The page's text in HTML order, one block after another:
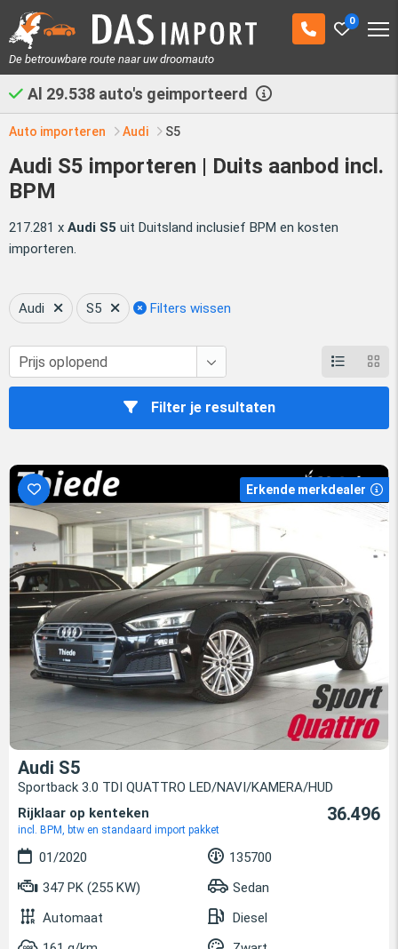
0
De betrouwbare route naar uw droomauto
Al 29.538 auto's geimporteerd
Auto importeren Audi S5
Audi S5 importeren | Duits aanbod incl.
BPM
217.281 x Audi S5 uit Duitsland inclusief BPM en kosten
importeren.
Audi S5 Filters wissen
Filter je resultaten
Erkende merkdealer
Audi S5
Sportback 3.0 TDI QUATTRO LED/NAVI/KAMERA/HUD
Rijklaar op kenteken
incl. BPM, btw en standaard import pakket
36.496
01/2020
135700
347 PK (255 KW)
Sedan
Automaat
Diesel